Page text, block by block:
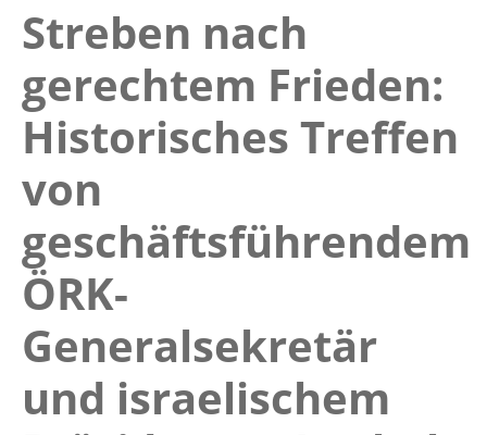
Streben nach
gerechtem Frieden:
Historisches Treffen
von
geschäftsführendem
ÖRK-
Generalsekretär
und israelischem